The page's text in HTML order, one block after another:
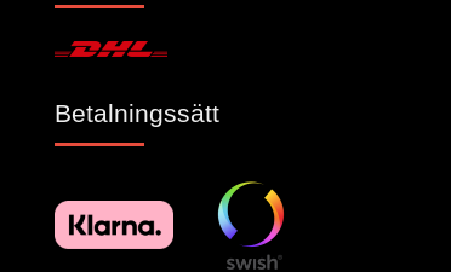
Betalningssätt